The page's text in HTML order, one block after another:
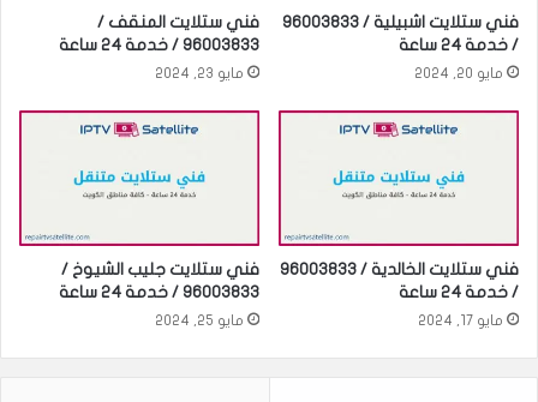
فني ستلايت اشبيلية / 96003833
/ خدمة 24 ساعة
مايو 20, 2024
فني ستلايت المنقف /
96003833 / خدمة 24 ساعة
مايو 23, 2024
فني ستلايت الخالدية / 96003833
/ خدمة 24 ساعة
مايو 17, 2024
فني ستلايت جليب الشيوخ /
96003833 / خدمة 24 ساعة
مايو 25, 2024